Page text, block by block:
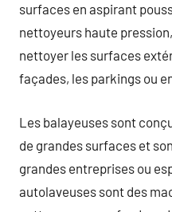
surfaces en aspirant
nettoyeurs haute
nettoyer les surfaces
façades, les parkings ou
Les balayeuses sont
de grandes surfaces et
grandes entreprises ou
autolaveuses sont des